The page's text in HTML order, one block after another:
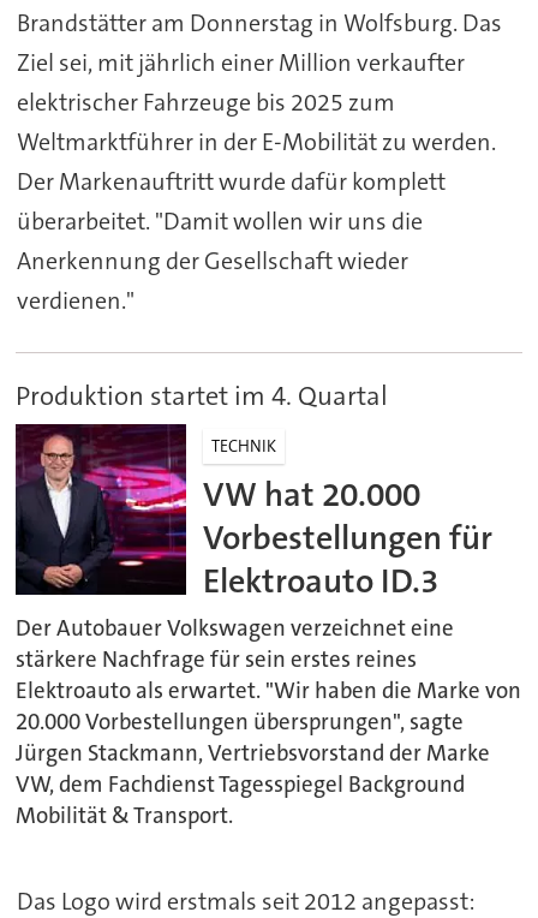
Brandstätter am Donnerstag in Wolfsburg. Das
Ziel sei, mit jährlich einer Million verkaufter
elektrischer Fahrzeuge bis 2025 zum
Weltmarktführer in der E-Mobilität zu werden.
Der Markenauftritt wurde dafür komplett
überarbeitet. "Damit wollen wir uns die
Anerkennung der Gesellschaft wieder
verdienen."
Produktion startet im 4. Quartal
TECHNIK
VW hat 20.000
Vorbestellungen für
Elektroauto ID.3
Der Autobauer Volkswagen verzeichnet eine
stärkere Nachfrage für sein erstes reines
Elektroauto als erwartet. "Wir haben die Marke von
20.000 Vorbestellungen übersprungen", sagte
Jürgen Stackmann, Vertriebsvorstand der Marke
VW, dem Fachdienst Tagesspiegel Background
Mobilität & Transport.
Das Logo wird erstmals seit 2012 angepasst: